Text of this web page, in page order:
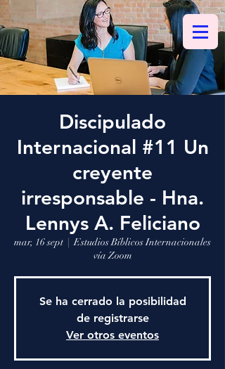
Discipulado
Internacional #11 Un
creyente
irresponsable - Hna.
Lennys A. Feliciano
mar, 16 sept
  |
Estudios Bíblicos Internacionales
vía Zoom
Se ha cerrado la posibilidad
de registrarse
Ver otros eventos